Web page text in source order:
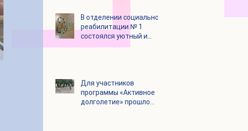
В отделении социальной
реабилитации № 1
состоялся уютный и
Для участников
программы «Активное
долголетие» прошло